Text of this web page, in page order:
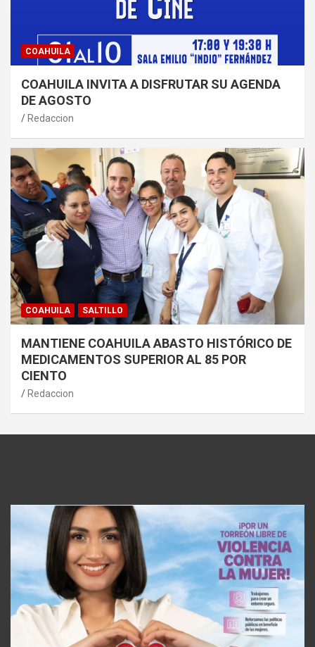
COAHUILA
COAHUILA INVITA A DISFRUTAR SU AGENDA
DE AGOSTO
Redaccion
COAHUILA SALTILLO
MANTIENE COAHUILA ABASTO HISTÓRICO DE
MEDICAMENTOS SUPERIOR AL 85 POR
CIENTO
Redaccion